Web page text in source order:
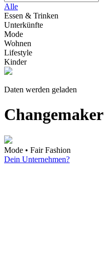
Alle
Essen & Trinken
Unterkünfte
Mode
Wohnen
Lifestyle
Kinder
Daten werden geladen
Changemaker
Mode • Fair Fashion
Dein Unternehmen?